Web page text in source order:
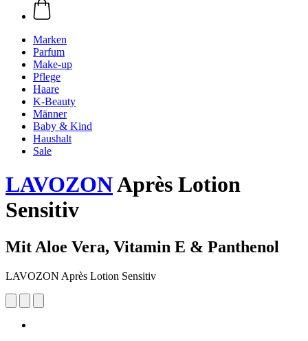
Marken
Parfum
Make-up
Pflege
Haare
K-Beauty
Männer
Baby & Kind
Haushalt
Sale
LAVOZONAprès Lotion
Sensitiv
Mit Aloe Vera, Vitamin E & Panthenol
LAVOZON Après Lotion Sensitiv